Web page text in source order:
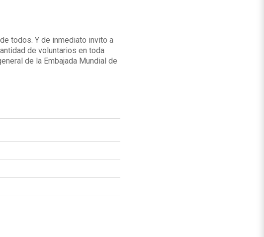
todos. Y de inmediato invito a
de voluntarios en toda
de la Embajada Mundial de